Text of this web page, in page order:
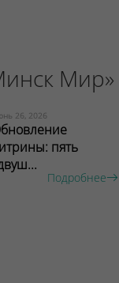
Мир»
26, 2026
пять
Подробнее